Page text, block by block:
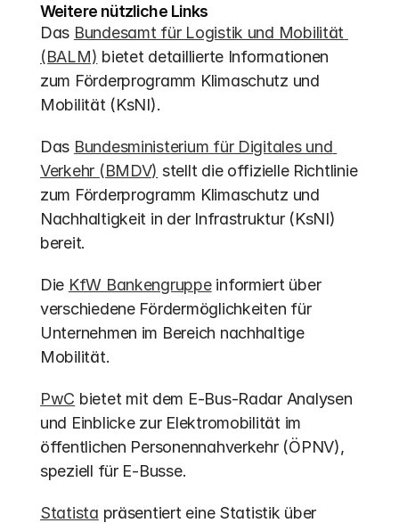
Weitere nützliche Links
Das Bundesamt für Logistik und Mobilität
(BALM) bietet detaillierte Informationen
zum Förderprogramm Klimaschutz und
Mobilität (KsNI).
Das Bundesministerium für Digitales und
Verkehr (BMDV) stellt die offizielle Richtlinie
zum Förderprogramm Klimaschutz und
Nachhaltigkeit in der Infrastruktur (KsNI)
bereit.
Die KfW Bankengruppe informiert über
verschiedene Fördermöglichkeiten für
Unternehmen im Bereich nachhaltige
Mobilität.
PwC bietet mit dem E-Bus-Radar Analysen
und Einblicke zur Elektromobilität im
öffentlichen Personennahverkehr (ÖPNV),
speziell für E-Busse.
Statista präsentiert eine Statistik über